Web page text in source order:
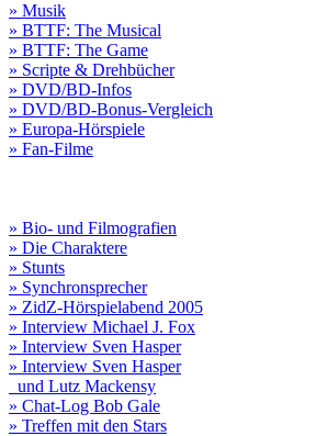
» Musik
» BTTF: The Musical
» BTTF: The Game
» Scripte & Drehbücher
» DVD/BD-Infos
» DVD/BD-Bonus-Vergleich
» Europa-Hörspiele
» Fan-Filme
» Bio- und Filmografien
» Die Charaktere
» Stunts
» Synchronsprecher
» ZidZ-Hörspielabend 2005
» Interview Michael J. Fox
» Interview Sven Hasper
» Interview Sven Hasper
und Lutz Mackensy
» Chat-Log Bob Gale
» Treffen mit den Stars